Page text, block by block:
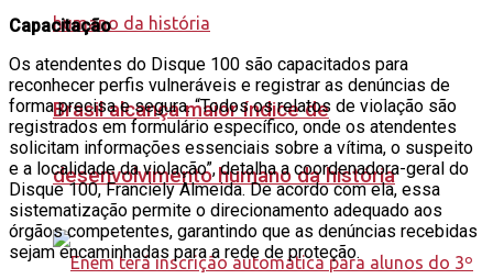
Brasil alcança maior índice de
desenvolvimento humano da história
Capacitação
Os atendentes do Disque 100 são capacitados para
reconhecer perfis vulneráveis e registrar as denúncias de
forma precisa e segura. “Todos os relatos de violação são
registrados em formulário específico, onde os atendentes
solicitam informações essenciais sobre a vítima, o suspeito
e a localidade da violação”, detalha a coordenadora-geral do
Disque 100, Franciely Almeida. De acordo com ela, essa
sistematização permite o direcionamento adequado aos
órgãos competentes, garantindo que as denúncias recebidas
sejam encaminhadas para a rede de proteção.